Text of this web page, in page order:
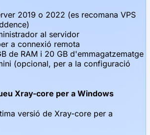
2019 o 2022 (es recomana VPS
al servidor
a connexió remota
de RAM i 20 GB d'emmagatzematge
(opcional, per a la configuració
Xray-core per a Windows
versió de Xray-core per a